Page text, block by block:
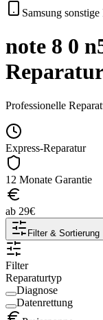
Samsung sonstige
note 8 0
Professionelle
Express-Reparatur
12 Monate Garantie
ab 29€
Filter & Sortierung
Filter
Reparaturtyp
Diagnose
Datenrettung